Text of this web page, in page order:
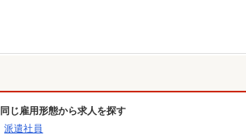
同じ雇用形態から求人を探す
派遣社員